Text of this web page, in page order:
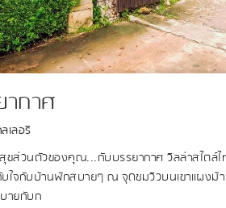
กาศ
เลอรี
ขส่วนตัวของคุณ...กับบรรยากาศ วิลล่าสไตล์
บใจกับบ้านพักสบายๆ ณ จุดชมวิวบนเขาแผงม้
ายกับก